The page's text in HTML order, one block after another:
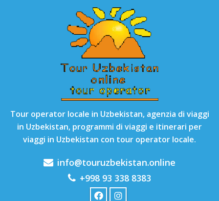
Tour operator locale in Uzbekistan, agenzia di viaggi
in Uzbekistan, programmi di viaggi e itinerari per
viaggi in Uzbekistan con tour operator locale.
info@touruzbekistan.online
+998 93 338 8383